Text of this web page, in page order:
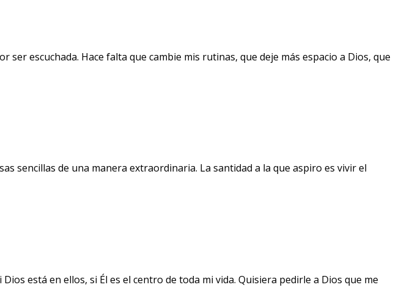
escuchada. Hace falta que cambie mis rutinas, que deje más espacio a Dios, que
sencillas de una manera extraordinaria. La santidad a la que aspiro es vivir el
está en ellos, si Él es el centro de toda mi vida. Quisiera pedirle a Dios que me